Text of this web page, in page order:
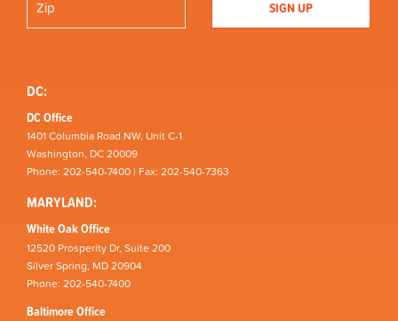
DC:
DC Office
1401 Columbia Road NW, Unit C-1
Washington, DC 20009
Phone: 202-540-7400 | Fax: 202-540-7363
MARYLAND:
White Oak Office
12520 Prosperity Dr, Suite 200
Silver Spring, MD 20904
Phone: 202-540-7400
Baltimore Office